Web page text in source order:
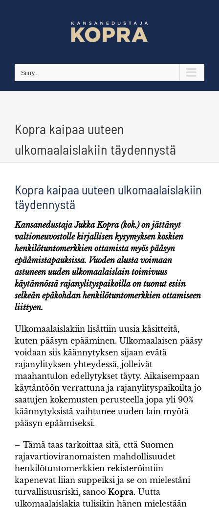
Siirry...
Kopra kaipaa uuteen
ulkomaalaislakiin täydennystä
Kopra kaipaa uuteen ulkomaalaislakiin
täydennystä
Kansanedustaja Jukka Kopra (kok.) on jättänyt
valtioneuvostolle kirjallisen kysymyksen koskien
henkilötuntomerkkien ottamista myös pääsyn
epäämistapauksissa. Vuoden alusta voimaan
astuneen uuden ulkomaalaislain toimivuus
käytännössä rajanylityspaikoilla on tuonut esiin
selkeän epäkohdan henkilötuntomerkkien ottamiseen
liittyen.
Ulkomaalaislakiin lisättiin uusia käsitteitä,
kuten pääsyn epääminen. Ulkomaalaisen pääsy
voidaan siis käännytyksen sijaan evätä
rajanylityksen yhteydessä, jolleivät
maahantulon edellytykset täyty. Aikaisempaan
käytäntöön verrattuna ja rajanylityspaikoilta jo
saatujen kokemusten perusteella jopa yli 90%
käännytyksistä vaihtunee uuden lain myötä
pääsyn epäämiseksi.
– Tämä taas tarkoittaa sitä, että Suomen
rajavartioviranomaisten mahdollisuudet
henkilötuntomerkkien rekisteröintiin
kapenevat liian suppeiksi ja se on mielestäni
turvallisuusriski, sanoo Kopra. Uutta
ulkomaalaislakia tulisikin hänen mielestään